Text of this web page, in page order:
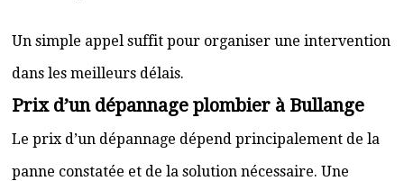
Un simple appel suffit pour organiser une intervention
dans les meilleurs délais.
Prix d’un dépannage plombier à Bullange
Le prix d’un dépannage dépend principalement de la
panne constatée et de la solution nécessaire. Une